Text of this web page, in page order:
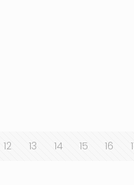
12 13 14 15 16